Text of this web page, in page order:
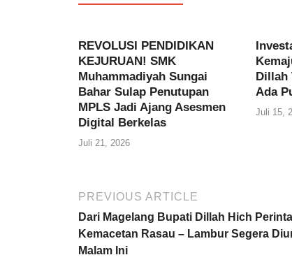
REVOLUSI PENDIDIKAN
KEJURUAN! SMK
Muhammadiyah Sungai
Bahar Sulap Penutupan
MPLS Jadi Ajang Asesmen
Digital Berkelas
Juli 21, 2026
Dillah
Ada
Juli 15,
PREVIOUS ARTICLE
Dari Magelang Bupati Dillah Hich
Kemacetan Rasau – Lambur Segera
Malam Ini